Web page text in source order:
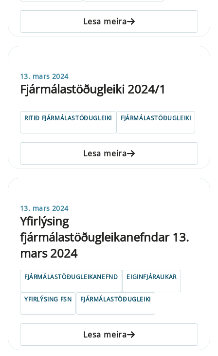
Lesa meira
13. mars 2024
Fjármálastöðugleiki 2024/1
RITIÐ FJÁRMÁLASTÖÐUGLEIKI FJÁRMÁLASTÖÐUGLEIKI
Lesa meira
13. mars 2024
Yfirlýsing
fjármálastöðugleikanefndar 13.
mars 2024
FJÁRMÁLASTÖÐUGLEIKANEFND EIGINFJÁRAUKAR
YFIRLÝSING FSN FJÁRMÁLASTÖÐUGLEIKI
Lesa meira